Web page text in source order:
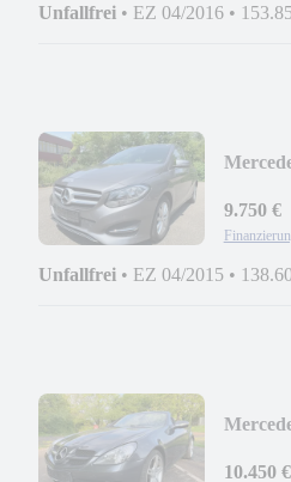
Unfallfrei • EZ 04/2016 •
9.750 €
Unfallfrei • EZ 04/2015 •
10.450 €